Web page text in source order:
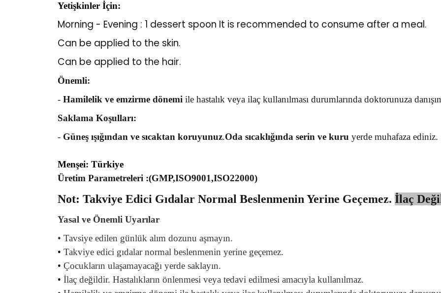
Yetişkinler İçin:
Morning - Evening : 1 dessert spoon It is recommended to consume after a meal.
Can be applied to the skin.
Can be applied to the hair.
Önemli:
- Hamilelik ve emzirme dönemi ile hastalık veya ilaç kullanılması durumlarında doktorunuza
Saklama Koşulları:
- Güneş ışığından ve sıcaktan koruyunuz.Oda sıcaklığında serin ve kuru yerde muhafaza ediniz.
Menşei: Türkiye
Üretim Parametreleri :(GMP,ISO9001,ISO22000)
Not: Takviye Edici Gıdalar Normal Beslenmenin Yerine Geçemez. İlaç
Yasal ve Önemli Uyarılar
• Tavsiye edilen günlük alım dozunu aşmayın.
• Takviye edici gıdalar normal beslenmenin yerine geçemez.
• Çocukların ulaşamayacağı yerde saklayın.
• İlaç değildir. Hastalıkların önlenmesi veya tedavi edilmesi amacıyla kullanılmaz.